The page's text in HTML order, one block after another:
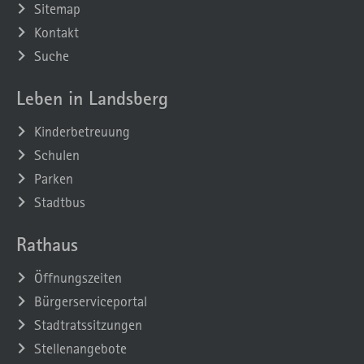
Sitemap
Kontakt
Suche
Leben in Landsberg
Kinderbetreuung
Schulen
Parken
Stadtbus
Rathaus
Öffnungszeiten
Bürgerserviceportal
Stadtratssitzungen
Stellenangebote